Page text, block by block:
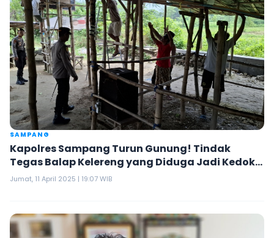
SAMPANG
Kapolres Sampang Turun Gunung! Tindak
Tegas Balap Kelereng yang Diduga Jadi Kedok
Judi
Jumat, 11 April 2025 | 19:07 WIB